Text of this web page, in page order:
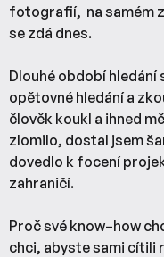
fotografií, na samém
se zdá dnes.
Dlouhé období
opětovné hledání a
člověk koukl a ihned
zlomilo, dostal jsem
dovedlo k focení
zahraničí.
Proč své know–how
chci, abyste sami